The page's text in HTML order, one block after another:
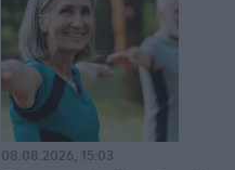
08.08.2026, 15:03